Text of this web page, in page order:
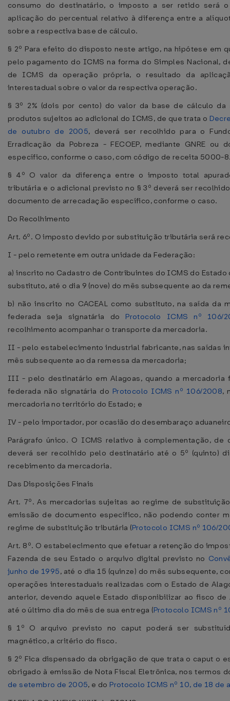
consumo do destinatário, o imposto a ser retido será
aplicação do percentual relativo à diferença entre a
sobre a respectiva base de cálculo.
§ 2º Para efeito do disposto neste artigo, na hipótese em
pelo pagamento do ICMS na forma do Simples Nacional,
de ICMS da operação própria, o resultado da
interestadual sobre o valor da respectiva operação.
§ 3º 2% (dois por cento) do valor da base de cálculo
produtos sujeitos ao adicional do ICMS, de que trata o
de outubro de 2005, deverá ser recolhido para o
Erradicação da Pobreza - FECOEP, mediante GNRE ou
específico, conforme o caso, com código de receita 5000-
§ 4º O valor da diferença entre o imposto total
tributária e o adicional previsto no § 3º deverá ser
documento de arrecadação específico, conforme o caso.
Do Recolhimento
Art. 6º. O imposto devido por substituição tributária será
I - pelo remetente em outra unidade da Federação:
a) inscrito no Cadastro de Contribuintes do ICMS do Estado
substituto, até o dia 9 (nove) do mês subsequente ao da
b) não inscrito no CACEAL como substituto, na saída da
federada seja signatária do Protocolo ICMS nº 106/
recolhimento acompanhar o transporte da mercadoria.
II - pelo estabelecimento industrial fabricante, nas saídas
mês subsequente ao da remessa da mercadoria;
III - pelo destinatário em Alagoas, quando a mercadoria
federada não signatária do Protocolo ICMS nº 106/2008,
mercadoria no território do Estado; e
IV - pelo importador, por ocasião do desembaraço
Parágrafo único. O ICMS relativo à complementação, de
deverá ser recolhido pelo destinatário até o 5º (quinto)
recebimento da mercadoria.
Das Disposições Finais
Art. 7º. As mercadorias sujeitas ao regime de
emissão de documento específico, não podendo conter
regime de substituição tributária (Protocolo ICMS nº 106/
Art. 8º. O estabelecimento que efetuar a retenção do
Fazenda de seu Estado o arquivo digital previsto no
junho de 1995, até o dia 15 (quinze) do mês subsequente,
operações interestaduais realizadas com o Estado de
anterior, devendo aquele Estado disponibilizar ao fisco
até o último dia do mês de sua entrega (Protocolo ICMS nº
§ 1º O arquivo previsto no caput poderá ser
magnético, a critério do fisco.
§ 2º Fica dispensado da obrigação de que trata o caput o
obrigado à emissão de Nota Fiscal Eletrônica, nos termos
de setembro de 2005, e do Protocolo ICMS nº 10, de 18 de